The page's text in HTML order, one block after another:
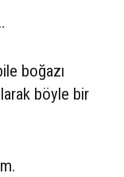
boğazı
böyle bir